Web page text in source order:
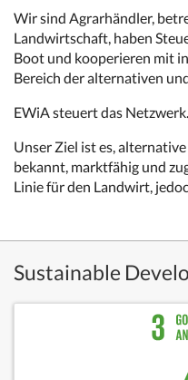
Wir sind Agrarhändler,
Landwirtschaft, haben
Boot und kooperieren mit
Bereich der alternativen
EWiA steuert das Netzwerk.
Unser Ziel ist es,
bekannt, marktfähig und
Linie für den Landwirt,
Sustainable